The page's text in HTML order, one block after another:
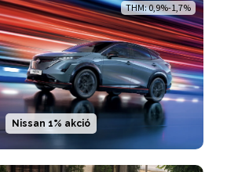
THM: 0,9%-1,7%
Nissan 1% akció